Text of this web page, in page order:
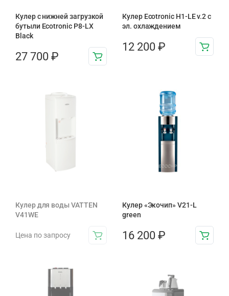
Кулер с нижней загрузкой
бутыли Ecotronic P8-LX
Black
27 700 ₽
Кулер Ecotronic H1-LE v.2 с
эл. охлаждением
12 200 ₽
Кулер для воды VATTEN
V41WE
Цена по запросу
Кулер «Экочип» V21-L
green
16 200 ₽